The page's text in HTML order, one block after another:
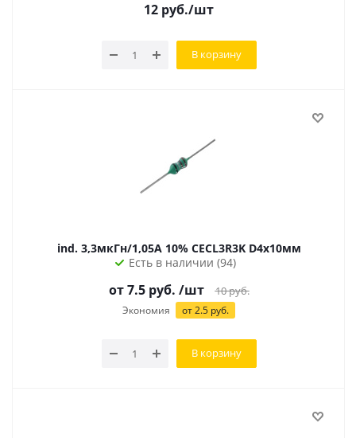
12 руб./шт
В корзину
ind. 3,3мкГн/1,05А 10% CECL3R3K D4х10мм
Есть в наличии (94)
от 7.5 руб. /шт 10руб.
Экономия от 2.5 руб.
В корзину